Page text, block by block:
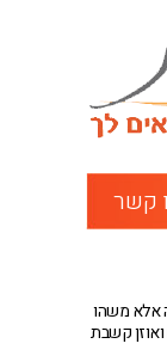
קשר
אלא משהו
קשבת